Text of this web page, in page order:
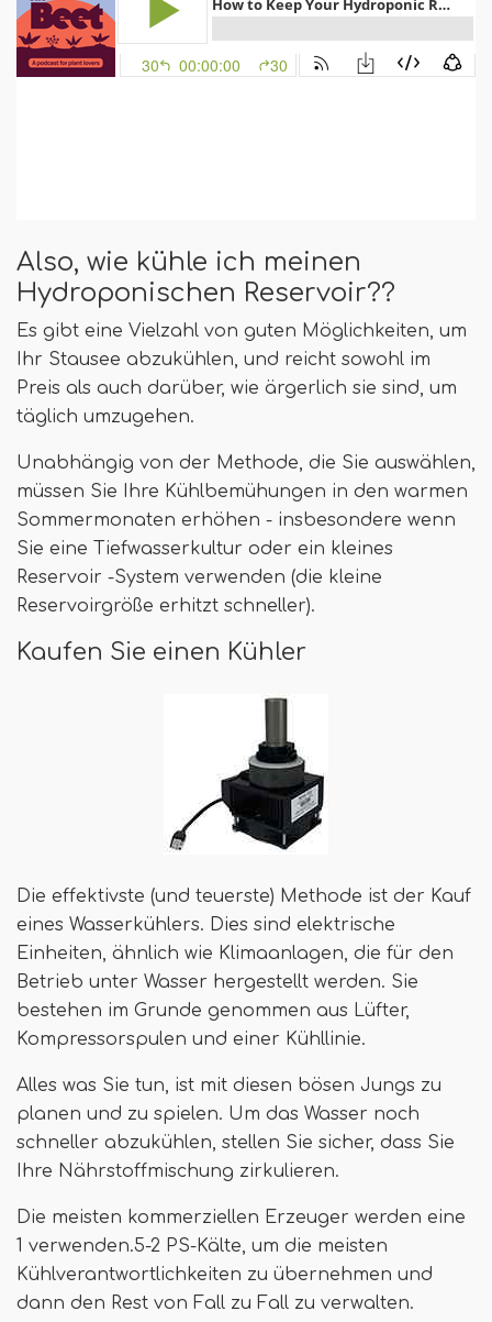
Also, wie kühle ich meinen
Hydroponischen Reservoir??
Es gibt eine Vielzahl von guten Möglichkeiten, um
Ihr Stausee abzukühlen, und reicht sowohl im
Preis als auch darüber, wie ärgerlich sie sind, um
täglich umzugehen.
Unabhängig von der Methode, die Sie auswählen,
müssen Sie Ihre Kühlbemühungen in den warmen
Sommermonaten erhöhen - insbesondere wenn
Sie eine Tiefwasserkultur oder ein kleines
Reservoir -System verwenden (die kleine
Reservoirgröße erhitzt schneller).
Kaufen Sie einen Kühler
Die effektivste (und teuerste) Methode ist der Kauf
eines Wasserkühlers. Dies sind elektrische
Einheiten, ähnlich wie Klimaanlagen, die für den
Betrieb unter Wasser hergestellt werden. Sie
bestehen im Grunde genommen aus Lüfter,
Kompressorspulen und einer Kühllinie.
Alles was Sie tun, ist mit diesen bösen Jungs zu
planen und zu spielen. Um das Wasser noch
schneller abzukühlen, stellen Sie sicher, dass Sie
Ihre Nährstoffmischung zirkulieren.
Die meisten kommerziellen Erzeuger werden eine
1 verwenden.5-2 PS-Kälte, um die meisten
Kühlverantwortlichkeiten zu übernehmen und
dann den Rest von Fall zu Fall zu verwalten.